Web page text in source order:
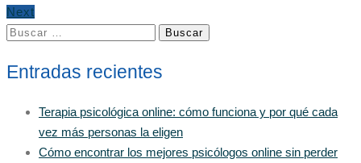
Next
Buscar:
Entradas recientes
Terapia psicológica online: cómo funciona y por qué cada
vez más personas la eligen
Cómo encontrar los mejores psicólogos online sin perder